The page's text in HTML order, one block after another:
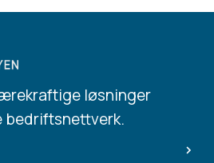
løsninger
bedriftsnettverk.